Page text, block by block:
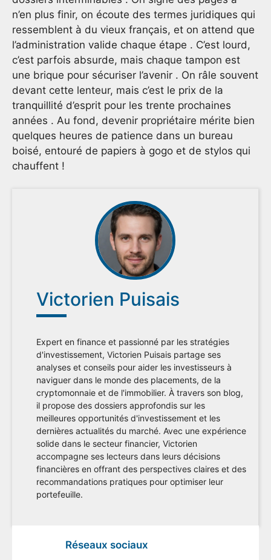
n’en plus finir, on écoute des termes juridiques qui
ressemblent à du vieux français, et on attend que
l’administration valide chaque étape . C’est lourd,
c’est parfois absurde, mais chaque tampon est
une brique pour sécuriser l’avenir . On râle souvent
devant cette lenteur, mais c’est le prix de la
tranquillité d’esprit pour les trente prochaines
années . Au fond, devenir propriétaire mérite bien
quelques heures de patience dans un bureau
boisé, entouré de papiers à gogo et de stylos qui
chauffent !
Victorien Puisais
Expert en finance et passionné par les stratégies
d'investissement, Victorien Puisais partage ses
analyses et conseils pour aider les investisseurs à
naviguer dans le monde des placements, de la
cryptomonnaie et de l'immobilier. À travers son blog,
il propose des dossiers approfondis sur les
meilleures opportunités d'investissement et les
dernières actualités du marché. Avec une expérience
solide dans le secteur financier, Victorien
accompagne ses lecteurs dans leurs décisions
financières en offrant des perspectives claires et des
recommandations pratiques pour optimiser leur
portefeuille.
Réseaux sociaux